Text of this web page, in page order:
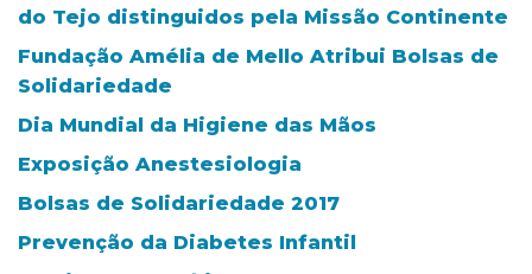
do Tejo distinguidos pela Missão Continente
Fundação Amélia de Mello Atribui Bolsas de
Solidariedade
Dia Mundial da Higiene das Mãos
Exposição Anestesiologia
Bolsas de Solidariedade 2017
Prevenção da Diabetes Infantil